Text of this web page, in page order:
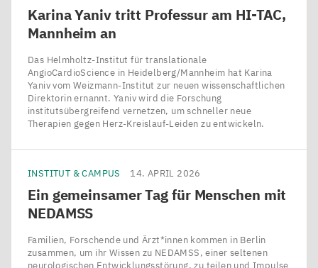
Karina Yaniv tritt Professur am HI-TAC,
Mannheim an
Das Helmholtz-Institut für translationale
AngioCardioScience in Heidelberg/​Mannheim hat Karina
Yaniv vom Weizmann-Institut zur neuen wissenschaftlichen
Direktorin ernannt. Yaniv wird die Forschung
institutsübergreifend vernetzen, um schneller neue
Therapien gegen Herz-Kreislauf-Leiden zu entwickeln.
INSTITUT & CAMPUS 14. APRIL 2026
Ein gemeinsamer Tag für Menschen mit
NEDAMSS
Familien, Forschende und Ärzt*innen kommen in Berlin
zusammen, um ihr Wissen zu NEDAMSS, einer seltenen
neurologischen Entwicklungsstörung, zu teilen und Impulse